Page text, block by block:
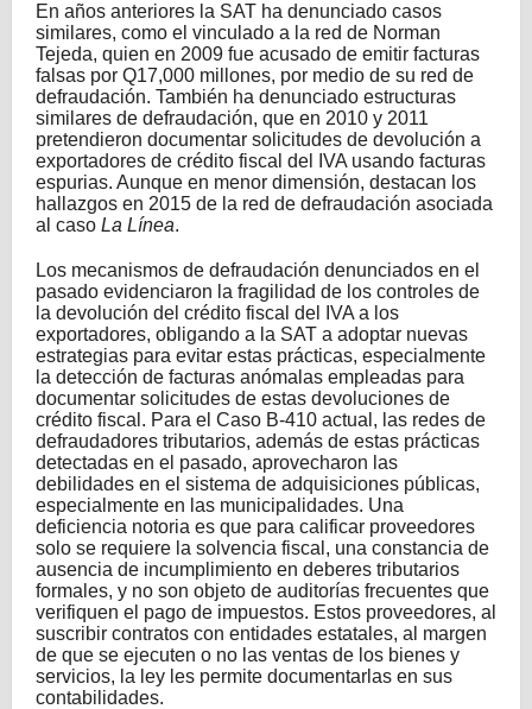
En años anteriores la SAT ha denunciado casos
similares, como el vinculado a la red de Norman
Tejeda, quien en 2009 fue acusado de emitir facturas
falsas por Q17,000 millones, por medio de su red de
defraudación. También ha denunciado estructuras
similares de defraudación, que en 2010 y 2011
pretendieron documentar solicitudes de devolución a
exportadores de crédito fiscal del IVA usando facturas
espurias. Aunque en menor dimensión, destacan los
hallazgos en 2015 de la red de defraudación asociada
al caso La Línea.
Los mecanismos de defraudación denunciados en el
pasado evidenciaron la fragilidad de los controles de
la devolución del crédito fiscal del IVA a los
exportadores, obligando a la SAT a adoptar nuevas
estrategias para evitar estas prácticas, especialmente
la detección de facturas anómalas empleadas para
documentar solicitudes de estas devoluciones de
crédito fiscal. Para el Caso B-410 actual, las redes de
defraudadores tributarios, además de estas prácticas
detectadas en el pasado, aprovecharon las
debilidades en el sistema de adquisiciones públicas,
especialmente en las municipalidades. Una
deficiencia notoria es que para calificar proveedores
solo se requiere la solvencia fiscal, una constancia de
ausencia de incumplimiento en deberes tributarios
formales, y no son objeto de auditorías frecuentes que
verifiquen el pago de impuestos. Estos proveedores, al
suscribir contratos con entidades estatales, al margen
de que se ejecuten o no las ventas de los bienes y
servicios, la ley les permite documentarlas en sus
contabilidades.